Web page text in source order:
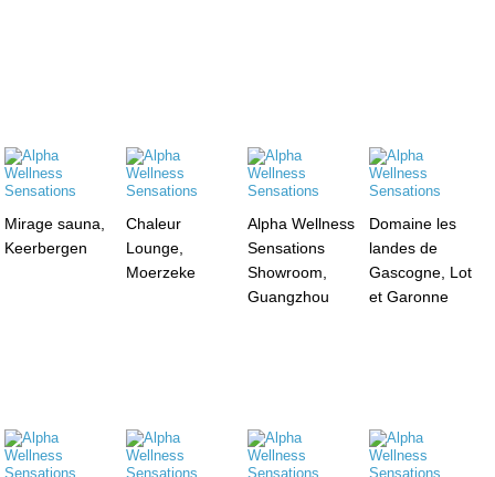
Mirage sauna,
Keerbergen
Chaleur
Lounge,
Moerzeke
Alpha Wellness
Sensations
Showroom,
Guangzhou
Domaine les
landes de
Gascogne, Lot
et Garonne